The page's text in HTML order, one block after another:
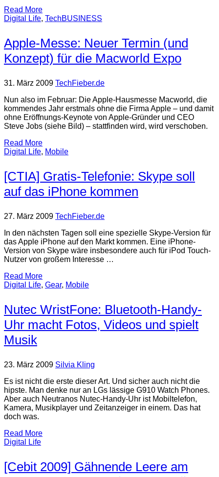
Read More
Digital Life, TechBUSINESS
Apple-Messe: Neuer Termin (und
Konzept) für die Macworld Expo
31. März 2009 TechFieber.de
Nun also im Februar: Die Apple-Hausmesse Macworld, die
kommendes Jahr erstmals ohne die Firma Apple – und damit
ohne Eröffnungs-Keynote von Apple-Gründer und CEO
Steve Jobs (siehe Bild) – stattfinden wird, wird verschoben.
Read More
Digital Life, Mobile
[CTIA] Gratis-Telefonie: Skype soll
auf das iPhone kommen
27. März 2009 TechFieber.de
In den nächsten Tagen soll eine spezielle Skype-Version für
das Apple iPhone auf den Markt kommen. Eine iPhone-
Version von Skype wäre insbesondere auch für iPod Touch-
Nutzer von großem Interesse …
Read More
Digital Life, Gear, Mobile
Nutec WristFone: Bluetooth-Handy-
Uhr macht Fotos, Videos und spielt
Musik
23. März 2009 Silvia Kling
Es ist nicht die erste dieser Art. Und sicher auch nicht die
hipste. Man denke nur an LGs lässige G910 Watch Phones.
Aber auch Neutranos Nutec-Handy-Uhr ist Mobiltelefon,
Kamera, Musikplayer und Zeitanzeiger in einem. Das hat
doch was.
Read More
Digital Life
[Cebit 2009] Gähnende Leere am